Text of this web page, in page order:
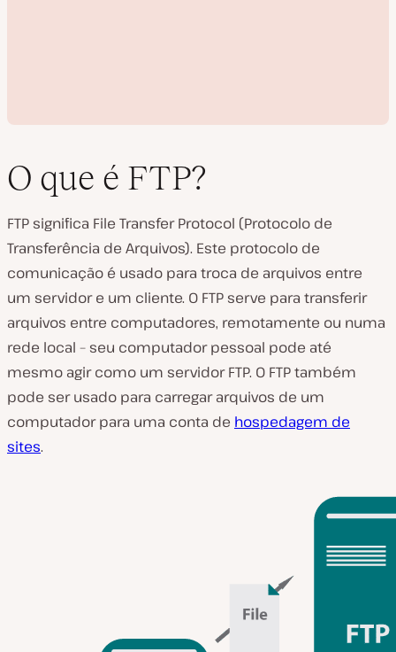
e
r
o
d
u
z
i
v
d
o
O que é FTP?
FTP significa File Transfer Protocol (Protocolo de
Transferência de Arquivos). Este protocolo de
comunicação é usado para troca de arquivos entre
um servidor e um cliente. O FTP serve para transferir
arquivos entre computadores, remotamente ou numa
rede local – seu computador pessoal pode até
mesmo agir como um servidor FTP. O FTP também
pode ser usado para carregar arquivos de um
computador para uma conta de hospedagem de
sites.